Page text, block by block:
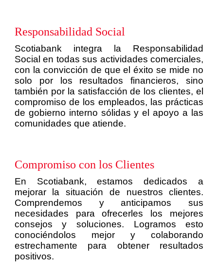
Responsabilidad Social
Scotiabank integra la Responsabilidad
Social en todas sus actividades comerciales,
con la convicción de que el éxito se mide no
solo por los resultados financieros, sino
también por la satisfacción de los clientes, el
compromiso de los empleados, las prácticas
de gobierno interno sólidas y el apoyo a las
comunidades que atiende.
Compromiso con los Clientes
En Scotiabank, estamos dedicados a
mejorar la situación de nuestros clientes.
Comprendemos y anticipamos sus
necesidades para ofrecerles los mejores
consejos y soluciones. Logramos esto
conociéndolos mejor y colaborando
estrechamente para obtener resultados
positivos.